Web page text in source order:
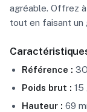
agréable. Offrez
tout en faisant un
Référence :
Poids brut : 15
Hauteur : 69